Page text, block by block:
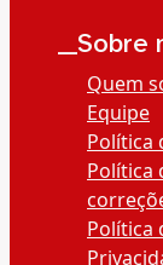
__Sobre
Quem
Equipe
Política
Política
Política